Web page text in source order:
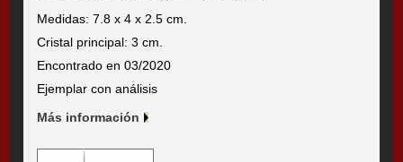
Medidas: 7.8 x 4 x 2.5 cm.
Cristal principal: 3 cm.
Encontrado en 03/2020
Ejemplar con análisis
Más información